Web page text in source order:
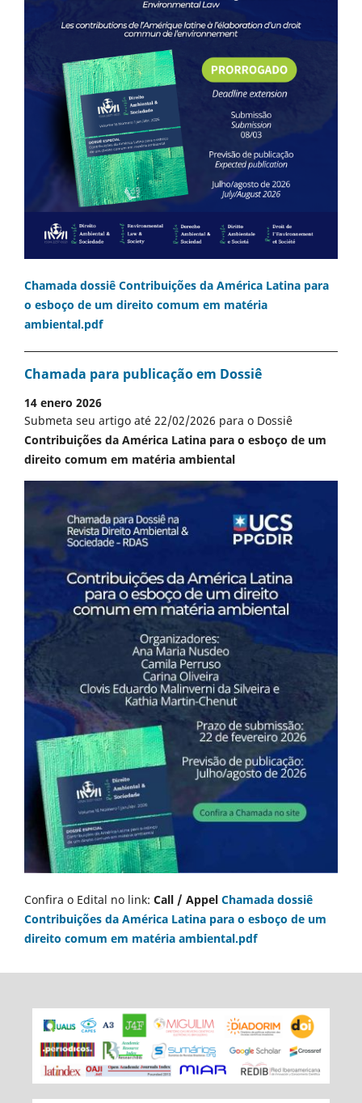
Chamada dossiê Contribuições da América Latina para
o esboço de um direito comum em matéria
ambiental.pdf
Chamada para publicação em Dossiê
14 enero 2026
Submeta seu artigo até 22/02/2026 para o Dossiê
Contribuições da América Latina para o esboço de um
direito comum em matéria ambiental
Confira o Edital no link: Call / Appel Chamada dossiê
Contribuições da América Latina para o esboço de um
direito comum em matéria ambiental.pdf